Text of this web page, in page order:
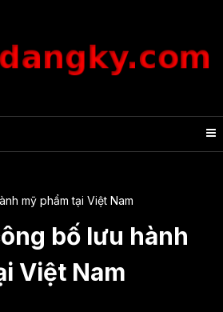
mỹ phẩm tại Việt Nam
bố lưu hành
Việt Nam